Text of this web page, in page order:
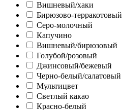
Вишневый/хаки
Бирюзово-терракотовый
Серо-молочный
Капучино
Вишневый/бирюзовый
Голубой/розовый
Джинсовый/бежевый
Черно-белый/салатовый
Мультицвет
Светлый какао
Красно-белый